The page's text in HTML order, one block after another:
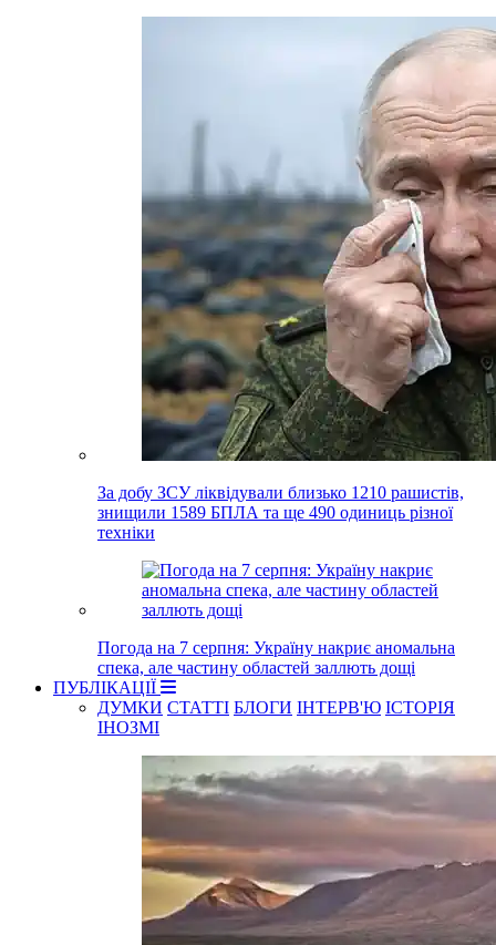
За добу ЗСУ ліквідували близько 1210 рашистів,
знищили 1589 БПЛА та ще 490 одиниць різної
техніки
Погода на 7 серпня: Україну накриє аномальна
спека, але частину областей заллють дощі
ПУБЛІКАЦІЇ
ДУМКИ СТАТТІ БЛОГИ ІНТЕРВ'Ю ІСТОРІЯ
ІНОЗМІ